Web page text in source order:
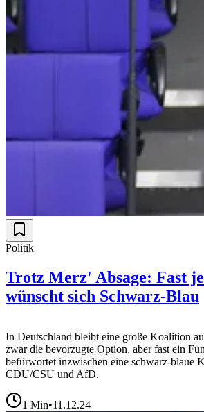
Politik
Trotz Merz' Absage: Fast
wünscht sich Schwarz-Blau
In Deutschland bleibt eine große Koalition
zwar die bevorzugte Option, aber fast ein
befürwortet inzwischen eine schwarz-blaue
CDU/CSU und AfD.
1 Min•11.12.24